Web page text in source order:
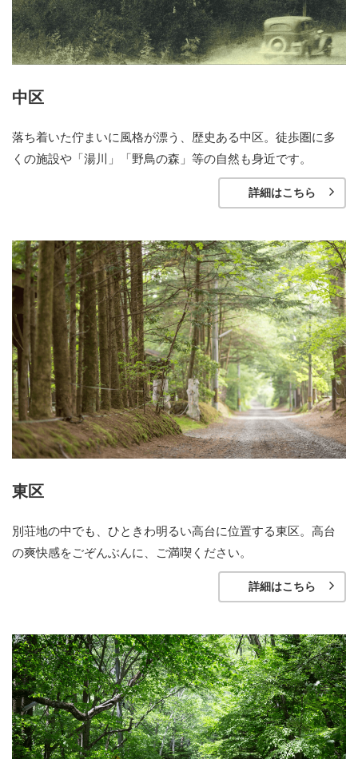
中区
落ち着いた佇まいに風格が漂う、歴史ある中区。徒歩圏に多
くの施設や「湯川」「野鳥の森」等の自然も身近です。
詳細はこちら
東区
別荘地の中でも、ひときわ明るい高台に位置する東区。高台
の爽快感をごぞんぶんに、ご満喫ください。
詳細はこちら